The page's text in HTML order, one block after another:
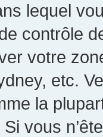
lequel
contrôle
votre
etc.
la
vous